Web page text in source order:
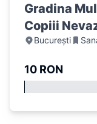
Gradina
Copiii
București
10 RON